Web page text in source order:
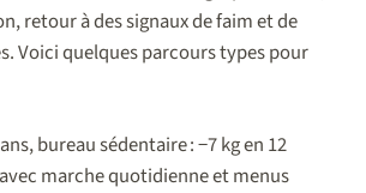
retour à des signaux de faim et de
Voici quelques parcours types pour
bureau sédentaire : −7 kg en 12
marche quotidienne et menus